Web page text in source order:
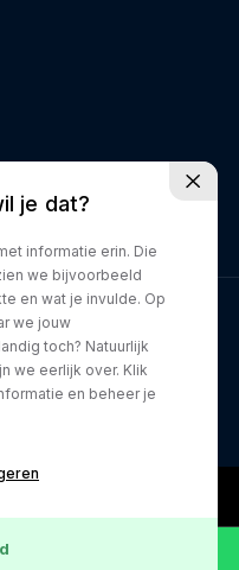
je dat?
informatie erin. Die
we bijvoorbeeld
en wat je invulde. Op
we jouw
toch? Natuurlijk
we eerlijk over. Klik
en beheer je